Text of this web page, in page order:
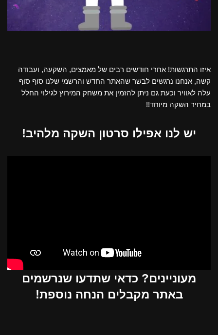
איזו התרגשות! אחרי חודשים רבים של מאמצים, השקעה, ועבודה
קשה, אנחנו נרגשים לבשר שהאתר החדש והרשמי שלנו סוף סוף
עלה לאוויר וכעת גם ניתן להזמין את משחק המירוץ לגילוי החלל
במחיר השקה מיוחד!!
יש לנו אפילו סרטון השקה מלהיב!
מעוניינים? כדאי שתדעו שנרשמים
באתר מקבלים הנחה נוספת!